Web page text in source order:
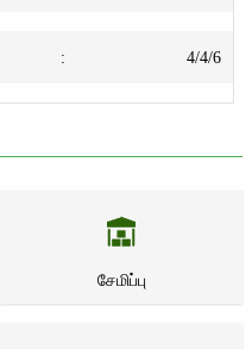
: 4/4/6
சேமிப்பு